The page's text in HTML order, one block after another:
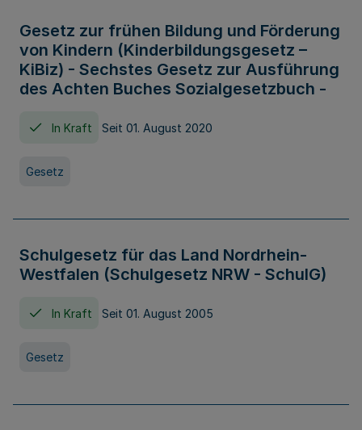
Gesetz zur frühen Bildung und Förderung
von Kindern (Kinderbildungsgesetz –
KiBiz) - Sechstes Gesetz zur Ausführung
des Achten Buches Sozialgesetzbuch -
In Kraft Seit 01. August 2020
Gesetz
Schulgesetz für das Land Nordrhein-
Westfalen (Schulgesetz NRW - SchulG)
In Kraft Seit 01. August 2005
Gesetz